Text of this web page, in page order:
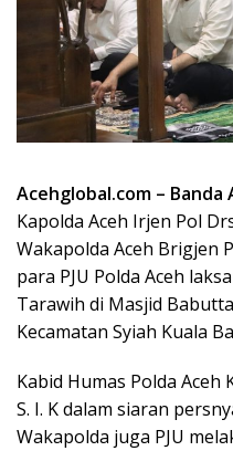
Acehglobal.com – Banda
Kapolda Aceh Irjen Pol
Wakapolda Aceh Brigjen
para PJU Polda Aceh
Tarawih di Masjid
Kecamatan Syiah Kuala
Kabid Humas Polda Aceh
S. I. K dalam siaran
Wakapolda juga PJU